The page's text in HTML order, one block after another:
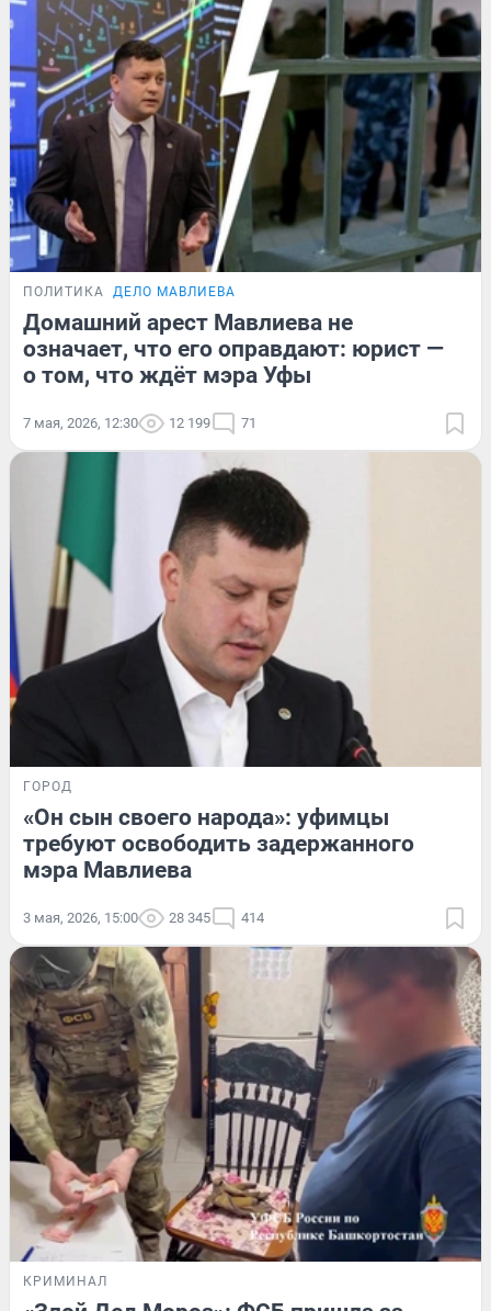
ПОЛИТИКА ДЕЛО МАВЛИЕВА
Домашний арест Мавлиева не
означает, что его оправдают: юрист —
о том, что ждёт мэра Уфы
7 мая, 2026, 12:30 12 199 71
ГОРОД
«Он сын своего народа»: уфимцы
требуют освободить задержанного
мэра Мавлиева
3 мая, 2026, 15:00 28 345 414
КРИМИНАЛ